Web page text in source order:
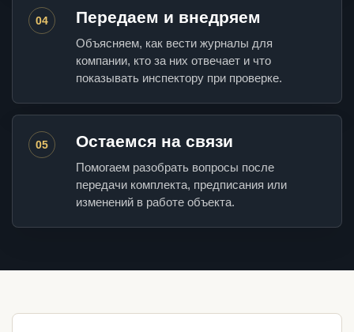
04 Передаем и внедряем
Объясняем, как вести журналы для
компании, кто за них отвечает и что
показывать инспектору при проверке.
05 Остаемся на связи
Помогаем разобрать вопросы после
передачи комплекта, предписания или
изменений в работе объекта.